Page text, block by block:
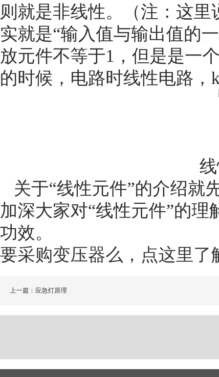
则就是非线性。（注：这
实就是“输入值与输出值的
放元件不等于1，但是是一
的时候，电路时线性电路
关于“线性元件”的介绍就
加深大家对“线性元件”的
功效。
要采购变压器么，点这里了
上一篇：应急灯原理